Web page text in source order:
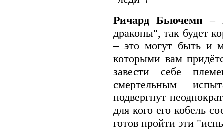
Ричард Бьючемп–
драконы", так будет
– это могут быть и
которыми вам
завести себе
смертельным
подвергнут
для кого его кобель
готов пройти эти